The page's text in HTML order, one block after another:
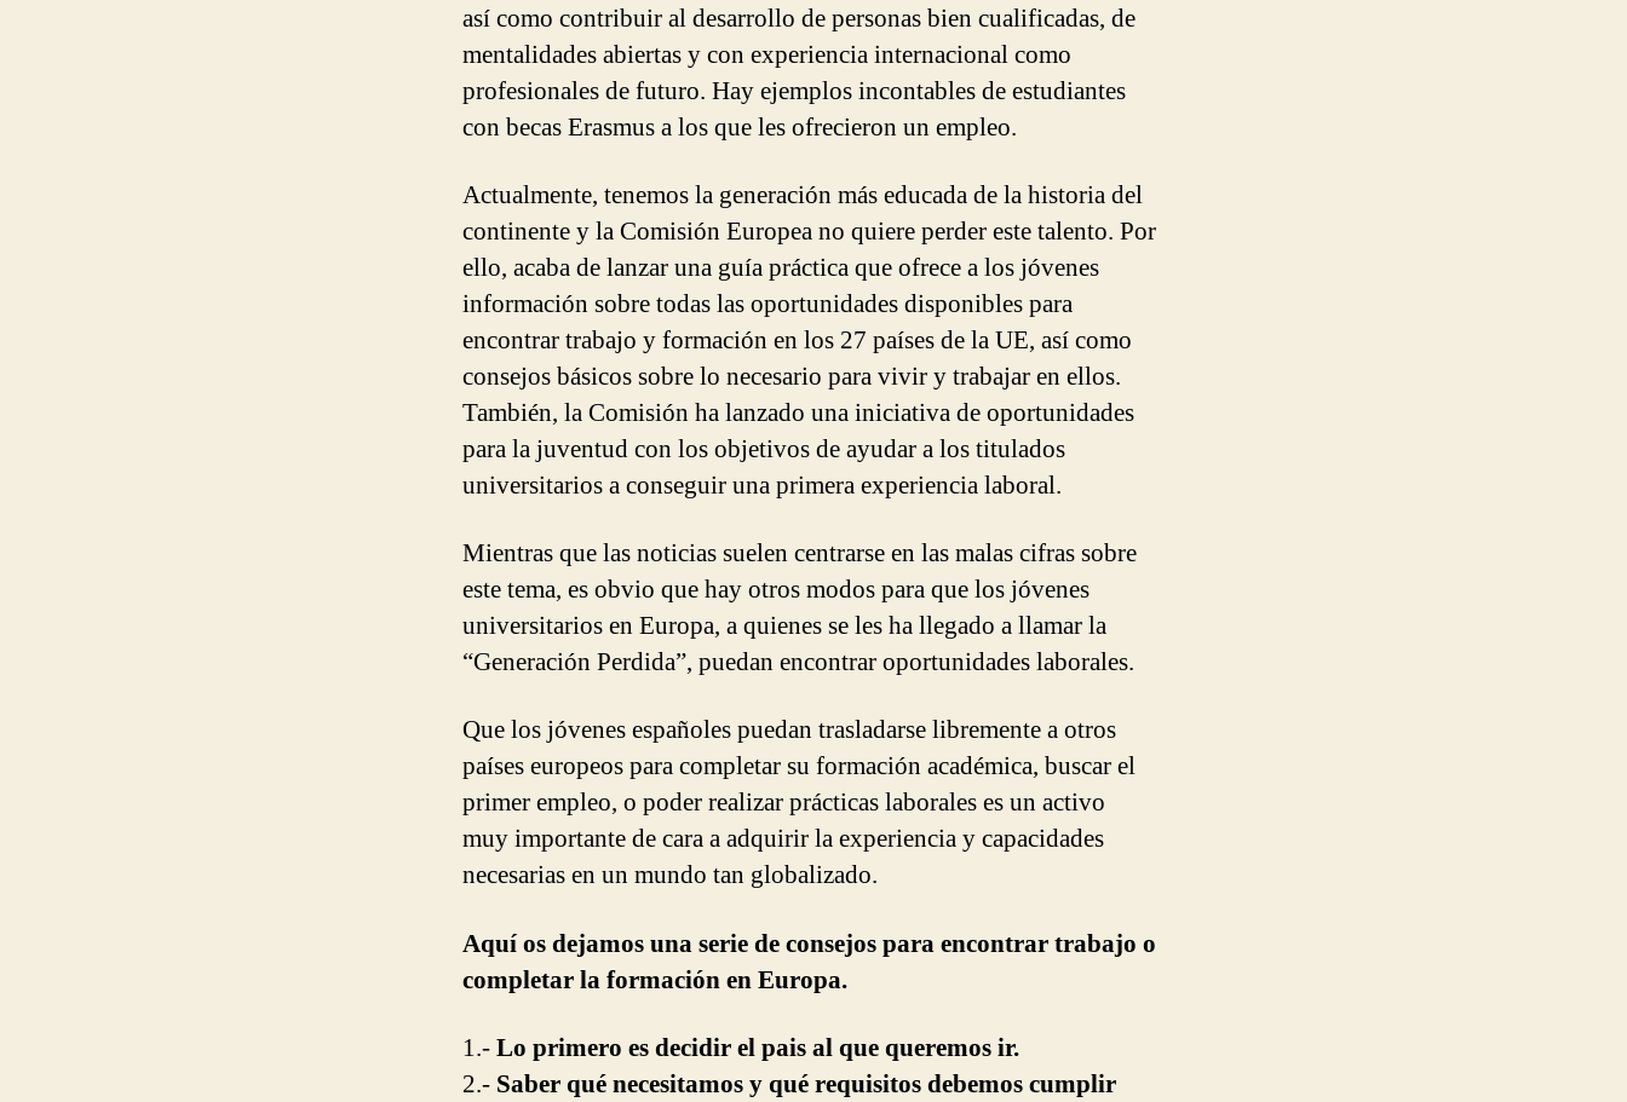
así como contribuir al desarrollo de personas bien cualificadas, de
mentalidades abiertas y con experiencia internacional como
profesionales de futuro. Hay ejemplos incontables de estudiantes
con becas Erasmus a los que les ofrecieron un empleo.
Actualmente, tenemos la generación más educada de la historia del
continente y la Comisión Europea no quiere perder este talento. Por
ello, acaba de lanzar una guía práctica que ofrece a los jóvenes
información sobre todas las oportunidades disponibles para
encontrar trabajo y formación en los 27 países de la UE, así como
consejos básicos sobre lo necesario para vivir y trabajar en ellos.
También, la Comisión ha lanzado una iniciativa de oportunidades
para la juventud con los objetivos de ayudar a los titulados
universitarios a conseguir una primera experiencia laboral.
Mientras que las noticias suelen centrarse en las malas cifras sobre
este tema, es obvio que hay otros modos para que los jóvenes
universitarios en Europa, a quienes se les ha llegado a llamar la
“Generación Perdida”, puedan encontrar oportunidades laborales.
Que los jóvenes españoles puedan trasladarse libremente a otros
países europeos para completar su formación académica, buscar el
primer empleo, o poder realizar prácticas laborales es un activo
muy importante de cara a adquirir la experiencia y capacidades
necesarias en un mundo tan globalizado.
Aquí os dejamos una serie de consejos para encontrar trabajo o
completar la formación en Europa.
1.-Lo primero es decidir el pais al que queremos ir.
2.- Saber qué necesitamos y qué requisitos debemos cumplir